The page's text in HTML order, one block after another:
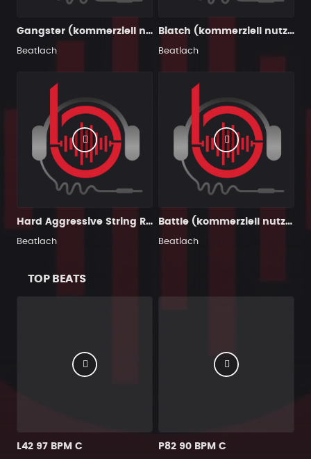
Gangster (kommerziell nutzbar)
Beatlach
Biatch (kommerziell nutzbar)
Beatlach
Hard Aggressive String Rap Hip Hop Instrumental
Beatlach
Battle (kommerziell nutzbar)
Beatlach
TOP BEATS
L42 97 BPM C P82 90 BPM C